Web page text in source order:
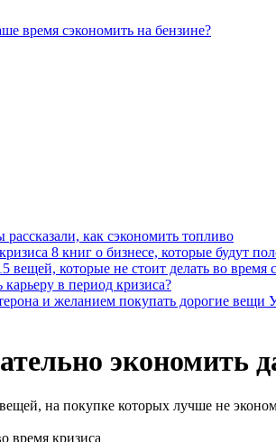
время сэкономить на бензине?
рассказали, как сэкономить топливо
8 книг о бизнесе, которые будут
вещей, которые не стоит делать во время
карьеру в период кризиса?
экономить
на покупке которых лучше не